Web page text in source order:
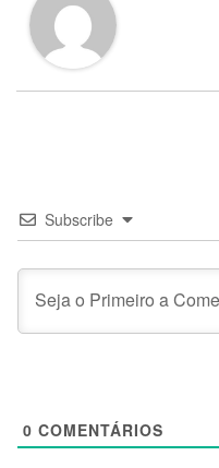
Subscribe
0 COMENTÁRIOS